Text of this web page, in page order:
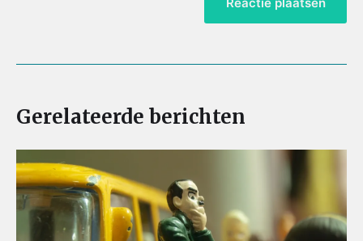
Gerelateerde berichten